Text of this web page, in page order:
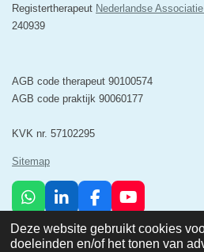
Deze website gebruikt cookies
doeleinden en/of het tonen van
Registertherapeut Nederlandse
240939
AGB code therapeut 90100574
AGB code praktijk 90060177
KVK nr. 57102295
Sitemap
W
a
t
L
n
k
F
c
e
Y
u
T
© 2025 Minerva Psychosociale Zorg &
Powered byJouwWeb